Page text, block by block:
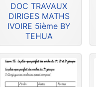
DOC TRAVAUX
DIRIGES MATHS
IVOIRE 5ième BY
TEHUA